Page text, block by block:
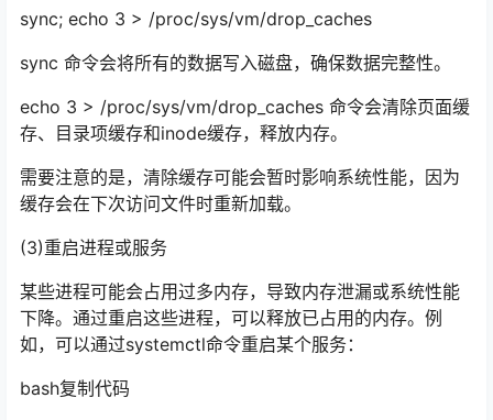
sync; echo 3 > /proc/sys/vm/drop_caches
sync 命令会将所有的数据写入磁盘，确保数据完整性。
echo 3 > /proc/sys/vm/drop_caches 命令会清除页面缓
存、目录项缓存和inode缓存，释放内存。
需要注意的是，清除缓存可能会暂时影响系统性能，因为
缓存会在下次访问文件时重新加载。
(3)重启进程或服务
某些进程可能会占用过多内存，导致内存泄漏或系统性能
下降。通过重启这些进程，可以释放已占用的内存。例
如，可以通过systemctl命令重启某个服务：
bash复制代码